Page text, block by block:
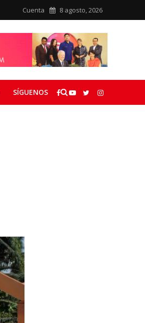
Cuenta 8 agosto, 2026
SÍGUENOS